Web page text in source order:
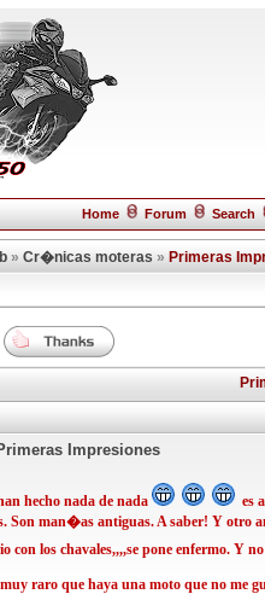
Home Forum Search
» Cr�nicas moteras » Primeras
Impresiones
hecho nada de nada
es
Son man�as antiguas. A saber! Y otro
con los chavales,,,,se pone enfermo. Y
raro que haya una moto que no me